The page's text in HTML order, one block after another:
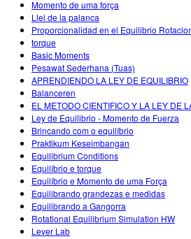
Momento de uma força
Llei de la palanca
Proporcionalidad en el Equilibrio
torque
Basic Moments
Pesawat Sederhana (Tuas)
APRENDIENDO LA LEY DE EQUILIBRIO
Balanceren
EL METODO CIENTIFICO Y LA LEY DE
Ley de Equilibrio - Momento de Fuerza
Brincando com o equilíbrio
Praktikum Keseimbangan
Equilibrium Conditions
Equilíbrio e torque
Equilíbrio e Momento de uma Força
Equilibrando grandezas e medidas
Equilibrando a Gangorra
Rotational Equilibrium Simulation HW
Lever Lab